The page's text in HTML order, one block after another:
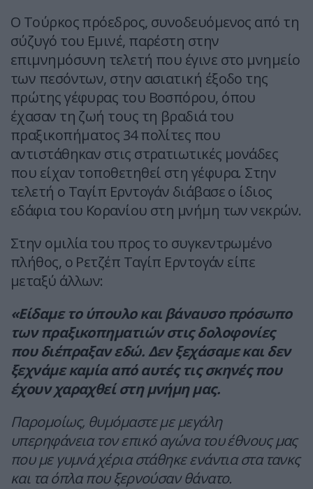
Ο Τούρκος πρόεδρος, συνοδευόμενος από τη
σύζυγό του Εμινέ, παρέστη στην
επιμνημόσυνη τελετή που έγινε στο μνημείο
των πεσόντων, στην ασιατική έξοδο της
πρώτης γέφυρας του Βοσπόρου, όπου
έχασαν τη ζωή τους τη βραδιά του
πραξικοπήματος 34 πολίτες που
αντιστάθηκαν στις στρατιωτικές μονάδες
που είχαν τοποθετηθεί στη γέφυρα. Στην
τελετή ο Ταγίπ Ερντογάν διάβασε ο ίδιος
εδάφια του Κορανίου στη μνήμη των νεκρών.
Στην ομιλία του προς το συγκεντρωμένο
πλήθος, ο Ρετζέπ Ταγίπ Ερντογάν είπε
μεταξύ άλλων:
«Είδαμε το ύπουλο και βάναυσο πρόσωπο
των πραξικοπηματιών στις δολοφονίες
που διέπραξαν εδώ. Δεν ξεχάσαμε και δεν
ξεχνάμε καμία από αυτές τις σκηνές που
έχουν χαραχθεί στη μνήμη μας.
Παρομοίως, θυμόμαστε με μεγάλη
υπερηφάνεια τον επικό αγώνα του έθνους μας
που με γυμνά χέρια στάθηκε ενάντια στα τανκς
και τα όπλα που ξερνούσαν θάνατο.